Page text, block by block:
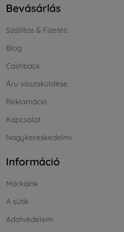
Bevásárlás
Szállítás & Fizetés
Blog
Cashback
Áru visszaküldése
Reklamáció
Kapcsolat
Nagykereskedelmi
Információ
Márkáink
A sütik
Adatvédelem